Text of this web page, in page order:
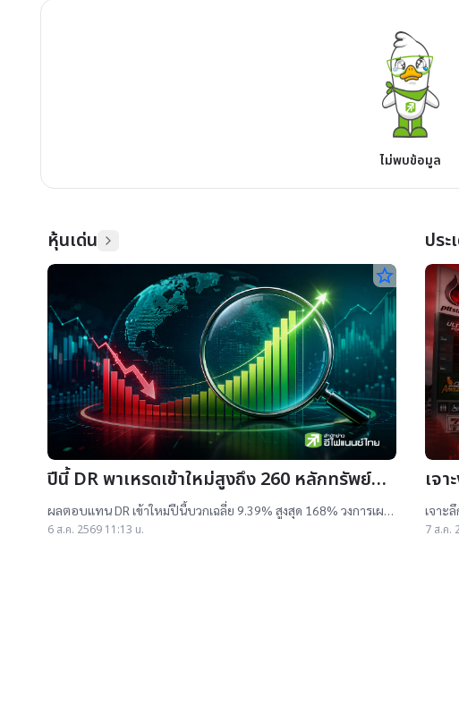
ไม่พบข้อมูล
หุ้นเด่น
star_border
ปีนี้ DR พาเหรดเข้าใหม่สูงถึง 260 หลักทรัพย์
ผลตอบแทนบวกเฉลี่ย 9% สูงสุด 168%
ผลตอบแทน DR เข้าใหม่ปีนี้บวกเฉลี่ย 9.39% สูงสุด 168% วงการเผย
สาเหตุออกใหม่จำนวนมาก เป็นไปตามความต้องการลงทุนหุ้นเทคฯสูง
6 ส.ค. 2569 11:13 น.
ประ
เจ
แนะ
เจาะ
แรกต่
7 ส.ค.